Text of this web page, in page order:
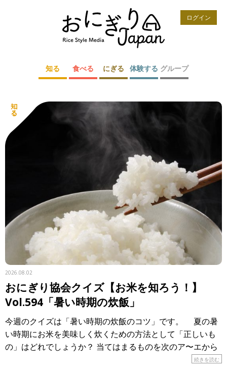
ログイン
知る 食べる にぎる 体験する グループ
2026.08.02
おにぎり協会クイズ【お米を知ろう！】
Vol.594「暑い時期の炊飯」
今週のクイズは「暑い時期の炊飯のコツ」です。 夏の暑
い時期にお米を美味しく炊くための方法として「正しいも
の」はどれでしょうか？ 当てはまるものを次のア〜エから
続きを読む